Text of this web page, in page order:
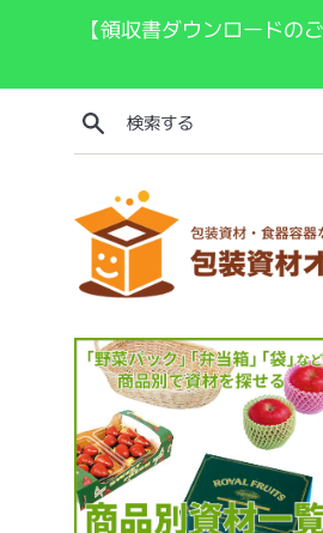
【領収書ダウンロード
検索する